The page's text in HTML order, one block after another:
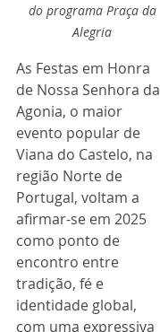
do programa Praça da
Alegria
As Festas em Honra
de Nossa Senhora da
Agonia, o maior
evento popular de
Viana do Castelo, na
região Norte de
Portugal, voltam a
afirmar-se em 2025
como ponto de
encontro entre
tradição, fé e
identidade global,
com uma expressiva